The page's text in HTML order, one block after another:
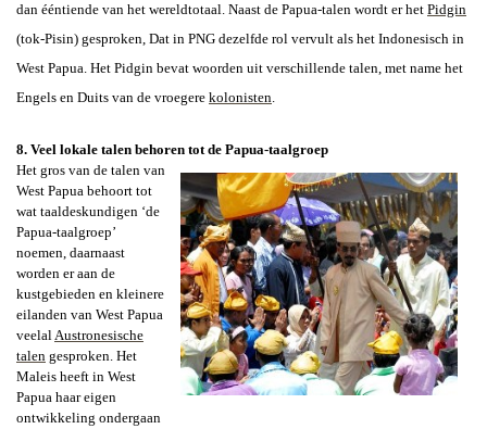
dan ééntiende van het wereldtotaal. Naast de Papua-talen wordt er het Pidgin
(tok-Pisin) gesproken, Dat in PNG dezelfde rol vervult als het Indonesisch in
West Papua. Het Pidgin bevat woorden uit verschillende talen, met name het
Engels en Duits van de vroegere kolonisten.
8. Veel lokale talen behoren tot de Papua-taalgroep
Het gros van de talen van
West Papua behoort tot
wat taaldeskundigen ‘de
Papua-taalgroep’
noemen, daarnaast
worden er aan de
kustgebieden en kleinere
eilanden van West Papua
veelalAustronesische
talen gesproken. Het
Maleis heeft in West
Papua haar eigen
ontwikkeling ondergaan